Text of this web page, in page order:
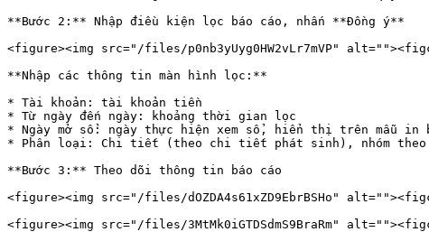
**Bước 2:** Nhập điều kiện lọc báo cáo, nhấn **Đồng ý**
<figure><img src="/files/p0nb3yUyg0HW2vLr7mVP"
**Nhập các thông tin màn hình lọc:**
* Tài khoản: tài khoản tiền
* Từ ngày đến ngày: khoảng thời gian lọc
* Ngày mở sổ: ngày thực hiện xem sổ, hiển thị trên mẫu in
* Phân loại: Chi tiết (theo chi tiết phát sinh), nhóm theo
**Bước 3:** Theo dõi thông tin báo cáo
<figure><img src="/files/dOZDA4s61xZD9EbrBSHo"
<figure><img src="/files/3MtMk0iGTDSdmS9BraRm"